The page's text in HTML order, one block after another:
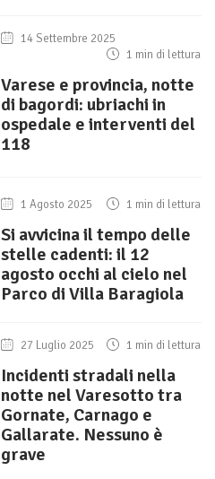
14 Settembre 2025
1 min di lettura
Varese e provincia, notte
di bagordi: ubriachi in
ospedale e interventi del
118
1 Agosto 2025 1 min di lettura
Si avvicina il tempo delle
stelle cadenti: il 12
agosto occhi al cielo nel
Parco di Villa Baragiola
27 Luglio 2025 1 min di lettura
Incidenti stradali nella
notte nel Varesotto tra
Gornate, Carnago e
Gallarate. Nessuno è
grave